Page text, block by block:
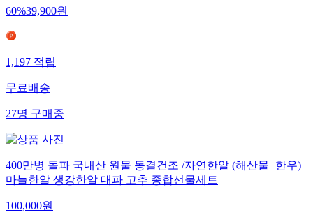
60%39,900원
1,197적립
무료배송
27명구매중
400만병 돌파 국내산 원물 동결건조 /자연한알 (해산물+한우)
마늘한알 생강한알 대파 고추 종합선물세트
100,000원